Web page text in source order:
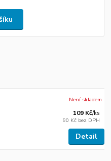
109 Kč/ks
90 Kč bez DPH
Není skladem
Detail